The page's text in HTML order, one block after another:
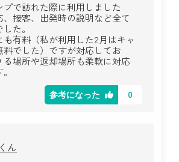
プで訪れた際に利用しました
、接客、出発時の説明など全て
た。
も有料（私が利用した2月はキャ
料でした）ですが対応してお
る場所や返却場所も柔軟に対応
参考になった 0
ん